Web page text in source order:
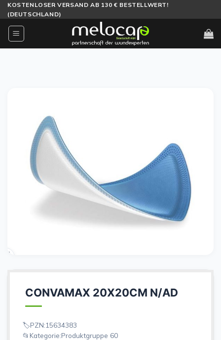
Zum
Inhalt
springen
KOSTENLOSER VERSAND AB 130 € BESTELLWERT!
(DEUTSCHLAND)
CONVAMAX 20X20CM N/AD
PZN:15634383
Kategorie:Produktgruppe 60